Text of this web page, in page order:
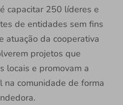
capacitar 250 líderes e
de entidades sem fins
atuação da cooperativa
projetos que
locais e promovam a
na comunidade de forma